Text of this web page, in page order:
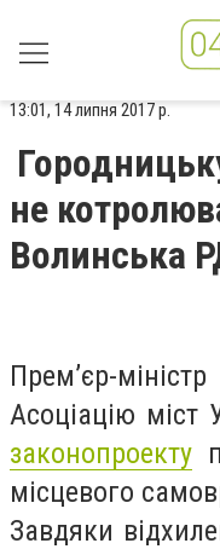
13:01, 14 липня 2017 р.
не
Волинська
Прем’єр-
Асоціацію міст
законопроекту
місцевого
Завдяки